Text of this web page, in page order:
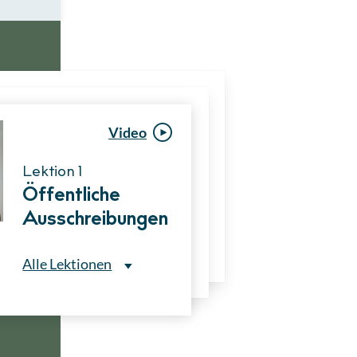
Video
Lektion 1
Öffentliche
Ausschreibungen
Alle Lektionen
Vergabeverfahre